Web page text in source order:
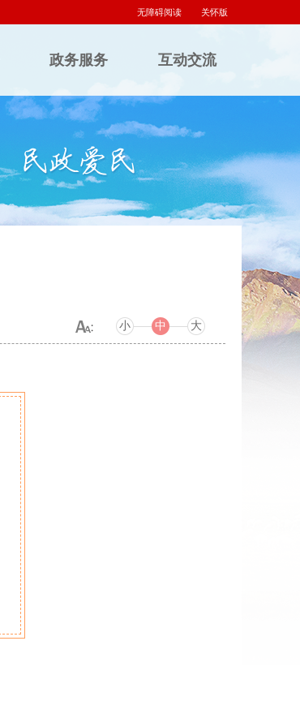
无障碍阅读 关怀版
政务服务 互动交流
大
中
小